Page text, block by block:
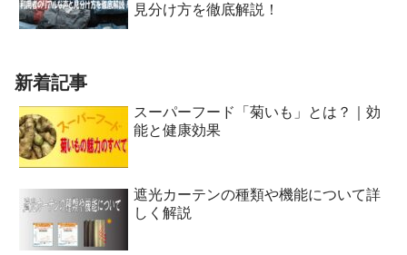
見分け方を徹底解説！
新着記事
スーパーフード「菊いも」とは？｜効
能と健康効果
遮光カーテンの種類や機能について詳
しく解説